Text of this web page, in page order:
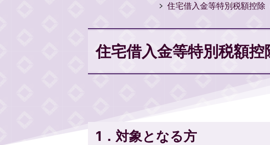
住宅借入金等特別税額控除
住宅借入金等特別税額控
1．対象となる方